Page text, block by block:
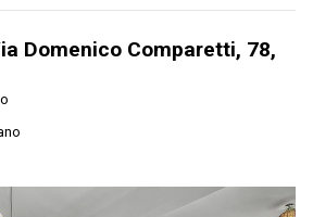
Domenico Comparetti, 78,